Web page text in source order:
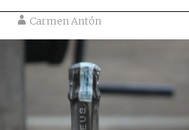
Carmen Antón